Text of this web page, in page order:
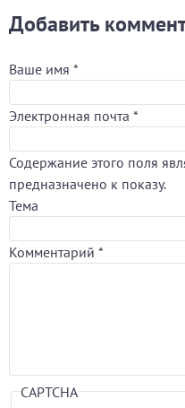
Добавить
Ваше имя *
Электронная почта *
Содержание этого поля
предназначено к показу.
Тема
Комментарий *
CAPTCHA